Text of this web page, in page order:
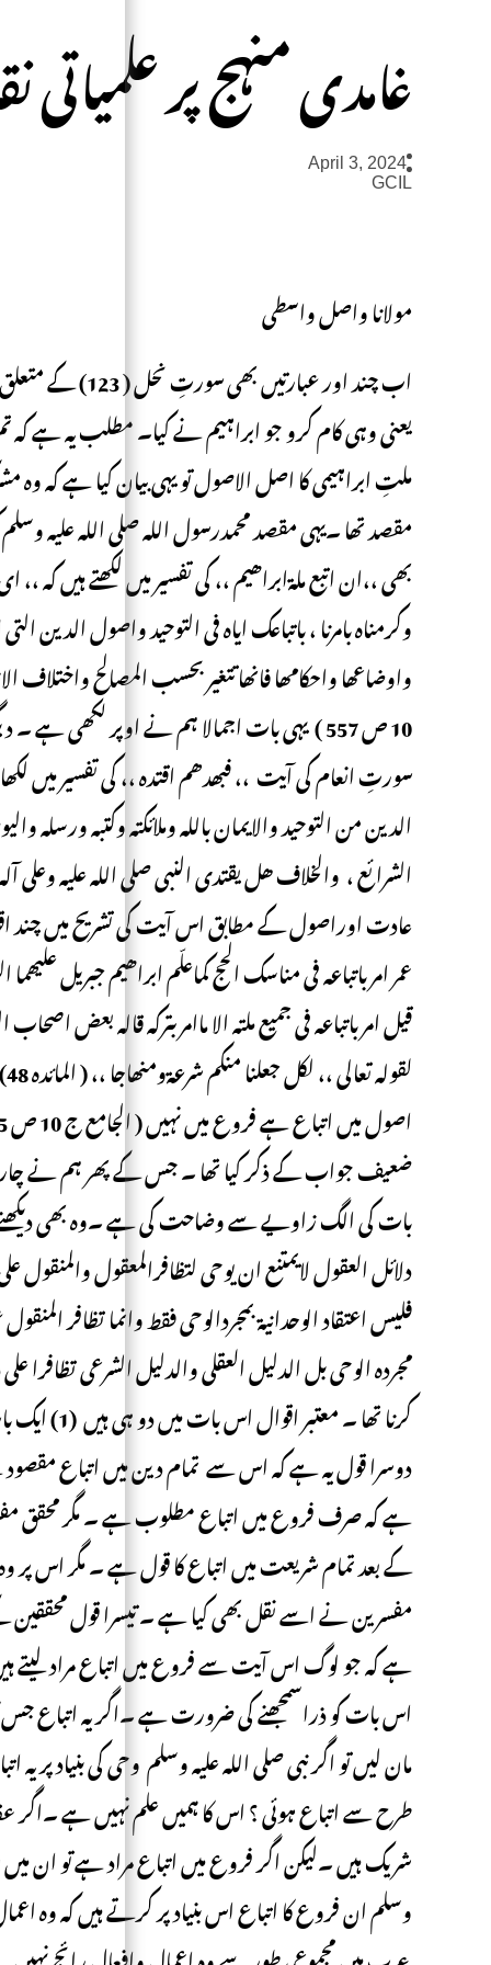
غامدی منہج پر علمیاتی
April 3, 2024
GCIL
مولانا واصل واسطی
اب چند اور
یعنی وہی کام کرو جو ابراہیم نے کیا۔ مطلب یہ ہے
ملتِ ابراہیمی کا اصل الاصول تو یہی بیان کیا ہے کہ
بھی ،،ان اتبع ملةابراھیم ،، کی تفسیر میں لکھتے ہیں کہ
وکرمناہ بامرنا ، باتباعک ایاہ فی التوحید واصول الدین التی
واوضاعھا واحکامھا فانھا تتغیر بحسب المصالح
10 ص 557 ) یہی بات اجمالا ہم نے اوپر لکھی
سورتِ انعام کی آیت ،، فبھدھم اقتدہ ،، کی تفسیر میں
الدین من التوحید والایمان باللہ وملائکتہ وکتبہ ورسلہ
عادت اوراصول کے مطابق اس آیت کی تشریح میں چند
عمر امر باتباعہ فی مناسک الحج کماعلّم ابراھیم جبریل
قیل امر باتباعہ فی جمیع ملتہ الا ماامر بترکہ قالہ بعض
ضعیف جواب کے ذکر کیا تھا ۔ جس کے پھر ہم نے
بات کی الگ زاویے سے وضاحت کی ہے ۔وہ بھی دیکھنے
دلائل العقول لایمتنع ان یوحی لتظافرالمعقول والمنقول
فلیس اعتقاد الوحدانیة بمجردالوحی فقط وانما تظافر
ہے کہ صرف فروع میں اتباع مطلوب ہے ۔ مگر محقق
کے بعد تمام شریعت میں اتباع کا قول ہے ۔ مگر اس پر
مفسرین نے اسے نقل بھی کیا ہے ۔ تیسرا قول
ہے کہ جو لوگ اس آیت سے فروع میں اتباع مراد
اس بات کو ذراسمجھنے کی ضرورت ہے ۔اگر یہ اتباع جس
مان لیں تو اگر نبی صلی اللہ علیہ وسلم وحی کی بنیاد
طرح سے اتباع ہوئی ؟ اس کا ہمیں علم نہیں ہے ۔اگر
شریک ہیں ۔لیکن اگر فروع میں اتباع مراد ہے تو ان
وسلم ان فروع کا اتباع اس بنیاد پر کرتے ہیں کہ وہ